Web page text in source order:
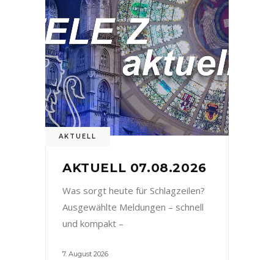
AKTUELL
AKTUELL 07.08.2026
Was sorgt heute für Schlagzeilen?
Ausgewählte Meldungen – schnell
und kompakt –
7. August 2026